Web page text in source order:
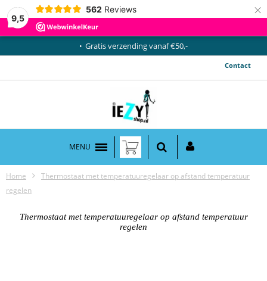
9,5
562 Reviews ×
Gratis verzending vanaf €50,-
Contact
MENU
Home
Thermostaat met temperatuuregelaar op afstand temperatuur
regelen
Thermostaat met temperatuuregelaar op afstand temperatuur
regelen